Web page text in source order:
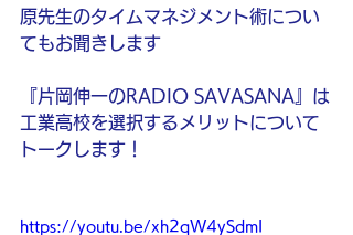
原先生のタイムマネジメント術につい
てもお聞きします
『片岡伸一のRADIO SAVASANA』は
工業高校を選択するメリットについて
トークします！
https://youtu.be/xh2qW4ySdmI